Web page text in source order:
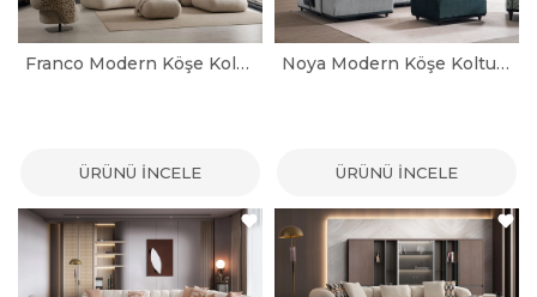
Franco Modern Köşe Koltuk Takımı
ÜRÜNÜ İNCELE
Noya Modern Köşe Koltuk Takımı
ÜRÜNÜ İNCELE